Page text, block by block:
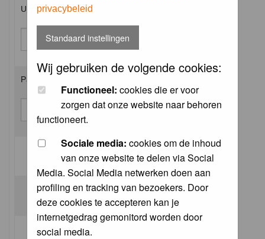
privacybeleid
Standaard instellingen
Wij gebruiken de volgende cookies:
Functioneel: cookies die er voor
zorgen dat onze website naar behoren
functioneert.
Sociale media: cookies om de inhoud
van onze website te delen via Social
Media. Social Media netwerken doen aan
profiling en tracking van bezoekers. Door
deze cookies te accepteren kan je
internetgedrag gemonitord worden door
social media.
Username:
Password:
Log me on automatically each visit:
I forgot my password